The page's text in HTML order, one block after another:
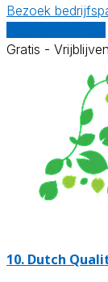
Bezoek
Gratis -
10. Dutch